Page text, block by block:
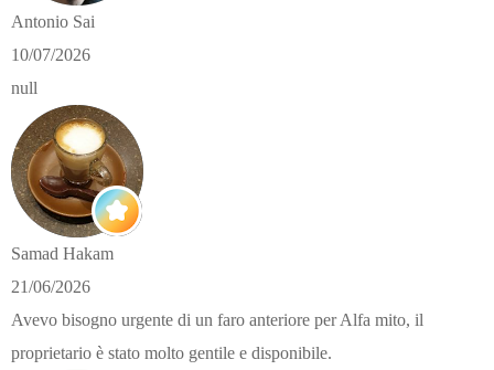
Antonio Sai
10/07/2026
null
Samad Hakam
21/06/2026
Avevo bisogno urgente di un faro anteriore per Alfa mito, il
proprietario è stato molto gentile e disponibile.